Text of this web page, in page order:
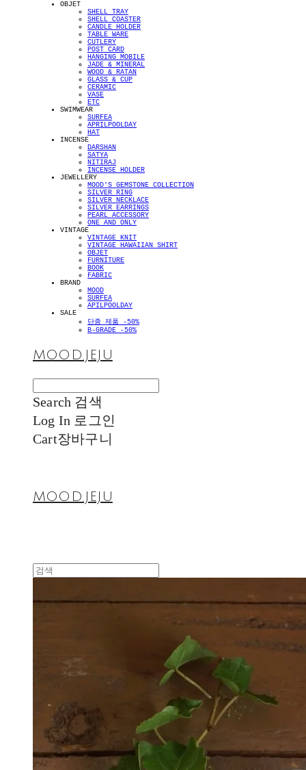
OBJET
SHELL TRAY
SHELL COASTER
CANDLE HOLDER
TABLE WARE
CUTLERY
POST CARD
HANGING MOBILE
JADE & MINERAL
WOOD & RATAN
GLASS & CUP
CERAMIC
VASE
ETC
SWIMWEAR
SURFEA
APRILPOOLDAY
HAT
INCENSE
DARSHAN
SATYA
NITIRAJ
INCENSE HOLDER
JEWELLERY
MOOD'S GEMSTONE COLLECTION
SILVER RING
SILVER NECKLACE
SILVER EARRINGS
PEARL ACCESSORY
ONE AND ONLY
VINTAGE
VINTAGE KNIT
VINTAGE HAWAIIAN SHIRT
OBJET
FURNITURE
BOOK
FABRIC
BRAND
MOOD
SURFEA
APILPOOLDAY
SALE
단종 제품 -50%
B-GRADE -50%
MOOD.JEJU
Search 검색
Log In 로그인
Cart장바구니
MOOD.JEJU